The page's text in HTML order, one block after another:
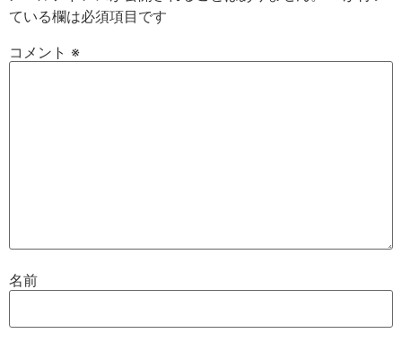
ている欄は必須項目です
コメント ※
名前